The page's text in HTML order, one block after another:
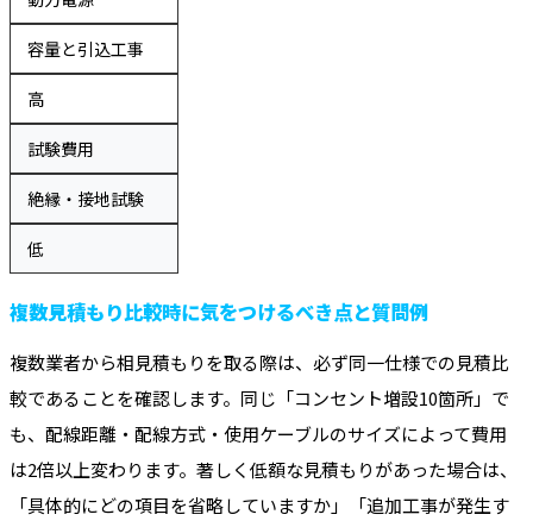
容量と引込工事
高
試験費用
絶縁・接地試験
低
複数見積もり比較時に気をつけるべき点と質問例
複数業者から相見積もりを取る際は、必ず同一仕様での見積比
較であることを確認します。同じ「コンセント増設10箇所」で
も、配線距離・配線方式・使用ケーブルのサイズによって費用
は2倍以上変わります。著しく低額な見積もりがあった場合は、
「具体的にどの項目を省略していますか」「追加工事が発生す